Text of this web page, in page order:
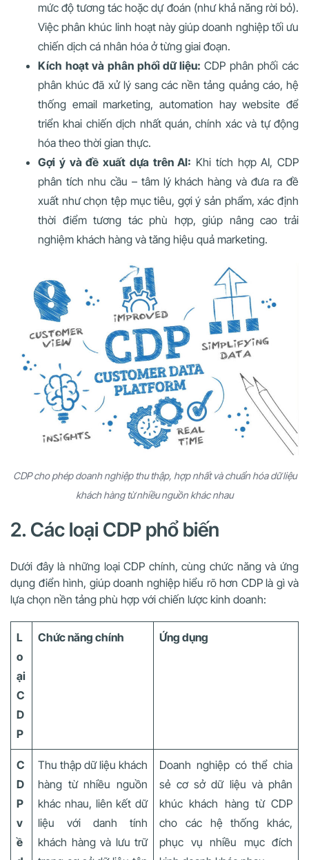
mức độ tương tác hoặc dự đoán (như khả năng rời bỏ).
Việc phân khúc linh hoạt này giúp doanh nghiệp tối ưu
chiến dịch cá nhân hóa ở từng giai đoạn.
Kích hoạt và phân phối dữ liệu: CDP phân phối các
phân khúc đã xử lý sang các nền tảng quảng cáo, hệ
thống email marketing, automation hay website để
triển khai chiến dịch nhất quán, chính xác và tự động
hóa theo thời gian thực.
Gợi ý và đề xuất dựa trên AI: Khi tích hợp AI, CDP
phân tích nhu cầu – tâm lý khách hàng và đưa ra đề
xuất như chọn tệp mục tiêu, gợi ý sản phẩm, xác định
thời điểm tương tác phù hợp, giúp nâng cao trải
nghiệm khách hàng và tăng hiệu quả marketing.
CDP cho phép doanh nghiệp thu thập, hợp nhất và chuẩn hóa dữ liệu
khách hàng từ nhiều nguồn khác nhau
2. Các loại CDP phổ biến
Dưới đây là những loại CDP chính, cùng chức năng và ứng
dụng điển hình, giúp doanh nghiệp hiểu rõ hơn CDP là gì và
lựa chọn nền tảng phù hợp với chiến lược kinh doanh:
L
o
ại
C
D
P
Chức năng chính Ứng dụng
C
D
P
v
ề
Thu thập dữ liệu khách
hàng từ nhiều nguồn
khác nhau, liên kết dữ
liệu với danh tính
khách hàng và lưu trữ
Doanh nghiệp có thể chia
sẻ cơ sở dữ liệu và phân
khúc khách hàng từ CDP
cho các hệ thống khác,
phục vụ nhiều mục đích